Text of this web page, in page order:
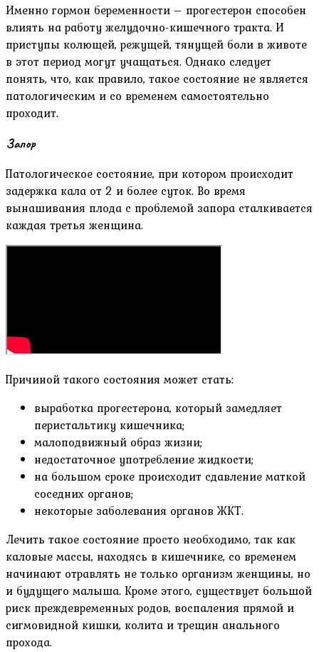
Именно гормон беременности – прогестерон способен
влиять на работу желудочно-кишечного тракта. И
приступы колющей, режущей, тянущей боли в животе
в этот период могут учащаться. Однако следует
понять, что, как правило, такое состояние не является
патологическим и со временем самостоятельно
проходит.
Запор
Патологическое состояние, при котором происходит
задержка кала от 2 и более суток. Во время
вынашивания плода с проблемой запора сталкивается
каждая третья женщина.
Причиной такого состояния может стать:
выработка прогестерона, который замедляет
перистальтику кишечника;
малоподвижный образ жизни;
недостаточное употребление жидкости;
на большом сроке происходит сдавление маткой
соседних органов;
некоторые заболевания органов ЖКТ.
Лечить такое состояние просто необходимо, так как
каловые массы, находясь в кишечнике, со временем
начинают отравлять не только организм женщины, но
и будущего малыша. Кроме этого, существует большой
риск преждевременных родов, воспаления прямой и
сигмовидной кишки, колита и трещин анального
прохода.